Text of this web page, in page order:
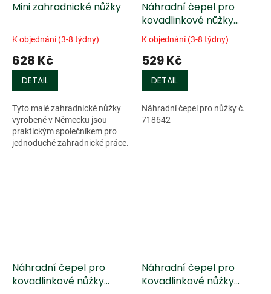
Mini zahradnické nůžky
K objednání (3-8 týdny)
628 Kč
DETAIL
Tyto malé zahradnické nůžky
vyrobené v Německu jsou
praktickým společníkem pro
jednoduché zahradnické práce.
Jejich...
Náhradní čepel pro
kovadlinkové nůžky
Löwe 10 se zakřivenou
čepelí
K objednání (3-8 týdny)
529 Kč
DETAIL
Náhradní čepel pro nůžky č.
718642
Náhradní čepel pro
kovadlinkové nůžky
Náhradní čepel pro
Kovadlinkové nůžky